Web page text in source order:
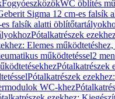
FogyóeszközökWC öblítés
Sigma 12 cm-es falsík
falsík alatti
Pótalkatrészek
Elemes
működtetéssel2
Pótalkatrészek
Pótalkatrészek
WC-khez